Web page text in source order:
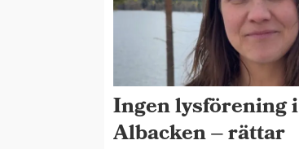
Ingen lysförening i
Albacken – rättar